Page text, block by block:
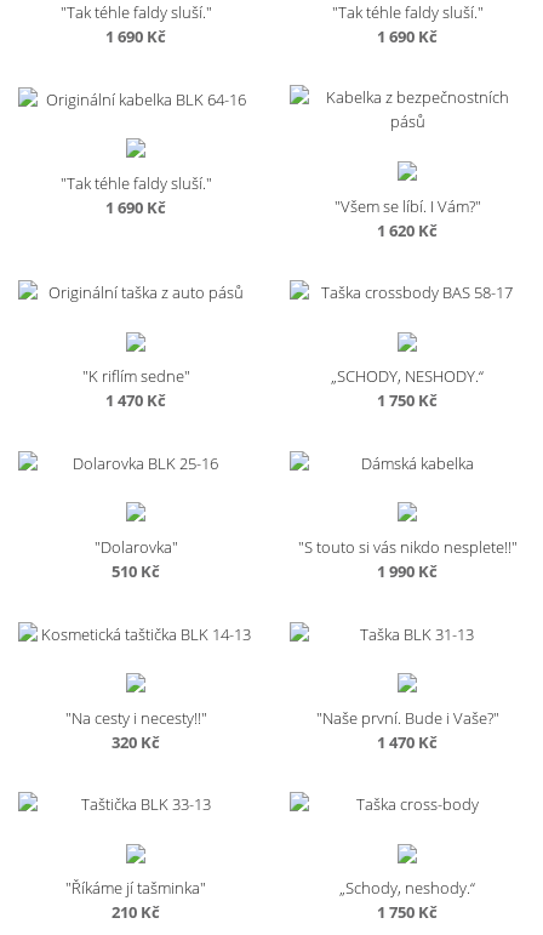
"Tak téhle faldy sluší."
1 690 Kč
"Tak téhle faldy sluší."
1 690 Kč
"Tak téhle faldy sluší."
1 690 Kč
"Všem se líbí. I Vám?"
1 620 Kč
"K riflím sedne"
1 470 Kč
„SCHODY, NESHODY.“
1 750 Kč
"Dolarovka"
510 Kč
"S touto si vás nikdo nesplete!!"
1 990 Kč
"Na cesty i necesty!!"
320 Kč
"Naše první. Bude i Vaše?"
1 470 Kč
"Říkáme jí tašminka"
210 Kč
„Schody, neshody.“
1 750 Kč